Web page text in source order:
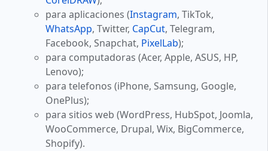
para aplicaciones (Instagram, TikTok,
WhatsApp, Twitter, CapCut, Telegram,
Facebook, Snapchat, PixelLab);
para computadoras (Acer, Apple, ASUS, HP,
Lenovo);
para telefonos (iPhone, Samsung, Google,
OnePlus);
para sitios web (WordPress, HubSpot, Joomla,
WooCommerce, Drupal, Wix, BigCommerce,
Shopify).